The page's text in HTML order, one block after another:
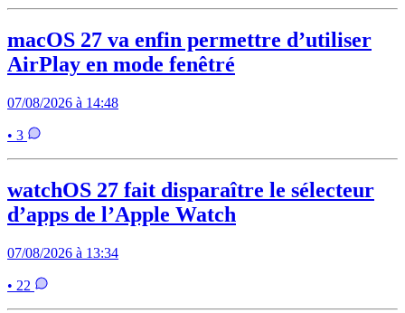
macOS 27 va enfin permettre d’utiliser
AirPlay en mode fenêtré
07/08/2026 à 14:48
• 3
watchOS 27 fait disparaître le sélecteur
d’apps de l’Apple Watch
07/08/2026 à 13:34
• 22